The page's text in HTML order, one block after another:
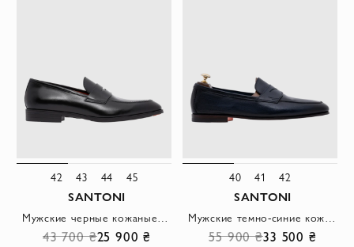
42 43 44 45
SANTONI
43 700 ₴25 900 ₴
40 41 42
SANTONI
55 900 ₴33 500 ₴